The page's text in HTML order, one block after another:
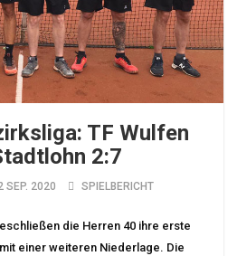
TF Wulfen
2:7
SEP. 2020 SPIELBERICHT
die Herren 40 ihre erste
einer weiteren Niederlage. Die